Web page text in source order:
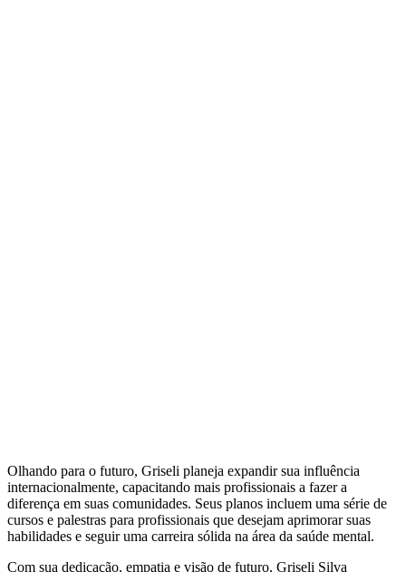
Olhando para o futuro, Griseli planeja expandir sua influência
internacionalmente, capacitando mais profissionais a fazer a
diferença em suas comunidades. Seus planos incluem uma série de
cursos e palestras para profissionais que desejam aprimorar suas
habilidades e seguir uma carreira sólida na área da saúde mental.
Com sua dedicação, empatia e visão de futuro, Griseli Silva